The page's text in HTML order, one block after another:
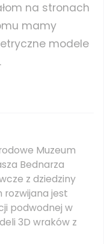
na stronach
mamy
modele
Muzeum
Bednarza
z dziedziny
jest
podwodnej w
3D wraków z